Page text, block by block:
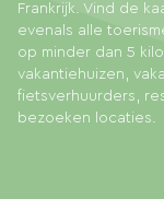
Frankrijk. Vind de
evenals alle
op minder dan 5
vakantiehuizen,
fietsverhuurders,
bezoeken locaties.